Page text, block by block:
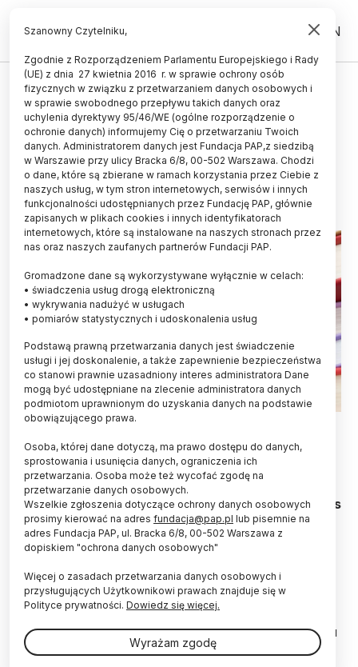
PL EN
Prof. Roland Wiesendanger
doktorem honoris causa
Politechniki Poznańskiej
24.06.2015
aktualizacja: 24.06.2015
3 minuty czytania
Fot. Fotolia
Prof. Roland Wiesendanger, specjalizujący się w
nanotechnologii, w tym m.in. w dziedzinie
magnetyzmu na poziomie pojedynczych molekuł i
atomów, otrzymał we wtorek tytuł doktora honoris
causa Politechniki Poznańskiej.
Wiesendangerowi najwyższej godności akademickiej
podjął 17 grudnia 2014 roku Senat Politechniki
Poznańskiej na wniosek Rady Wydziału Fizyki
Technicznej. Wniosek uzyskał także poparcie senatu
Uniwersytetu Jagiellońskiego, Politechniki Gdańskiej
Szanowny Czytelniku,
Zgodnie z Rozporządzeniem Parlamentu Europejskiego i Rady
(UE) z dnia 27 kwietnia 2016 r. w sprawie ochrony osób
fizycznych w związku z przetwarzaniem danych osobowych i
w sprawie swobodnego przepływu takich danych oraz
uchylenia dyrektywy 95/46/WE (ogólne rozporządzenie o
ochronie danych) informujemy Cię o przetwarzaniu Twoich
danych. Administratorem danych jest Fundacja PAP,z siedzibą
w Warszawie przy ulicy Bracka 6/8, 00-502 Warszawa. Chodzi
o dane, które są zbierane w ramach korzystania przez Ciebie z
naszych usług, w tym stron internetowych, serwisów i innych
funkcjonalności udostępnianych przez Fundację PAP, głównie
zapisanych w plikach cookies i innych identyfikatorach
internetowych, które są instalowane na naszych stronach przez
nas oraz naszych zaufanych partnerów Fundacji PAP.
Gromadzone dane są wykorzystywane wyłącznie w celach:
• świadczenia usług drogą elektroniczną
• wykrywania nadużyć w usługach
• pomiarów statystycznych i udoskonalenia usług
Podstawą prawną przetwarzania danych jest świadczenie
usługi i jej doskonalenie, a także zapewnienie bezpieczeństwa
co stanowi prawnie uzasadniony interes administratora Dane
mogą być udostępniane na zlecenie administratora danych
podmiotom uprawnionym do uzyskania danych na podstawie
obowiązującego prawa.
Osoba, której dane dotyczą, ma prawo dostępu do danych,
sprostowania i usunięcia danych, ograniczenia ich
przetwarzania. Osoba może też wycofać zgodę na
przetwarzanie danych osobowych.
Wszelkie zgłoszenia dotyczące ochrony danych osobowych
prosimy kierować na adres fundacja@pap.pl lub pisemnie na
adres Fundacja PAP, ul. Bracka 6/8, 00-502 Warszawa z
dopiskiem "ochrona danych osobowych"
Więcej o zasadach przetwarzania danych osobowych i
przysługujących Użytkownikowi prawach znajduje się w
Polityce prywatności. Dowiedz się więcej.
Wyrażam zgodę